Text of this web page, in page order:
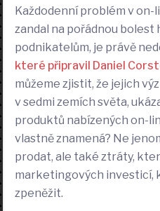
Každodenní problém v
zandal na pořádnou bolest
podnikatelům, je právě
které připravil Daniel
můžeme zjistit, že jejich
v sedmi zemích světa,
produktů nabízených on-
vlastně znamená? Ne
prodat, ale také ztráty,
marketingových investicí,
zpeněžit.